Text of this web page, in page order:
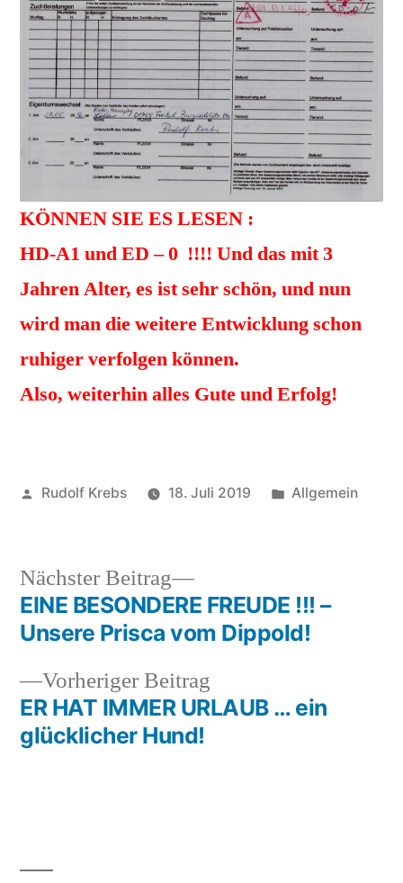
KÖNNEN SIE ES LESEN :
HD-A1 und ED – 0 !!!! Und das mit 3
Jahren Alter, es ist sehr schön, und nun
wird man die weitere Entwicklung schon
ruhiger verfolgen können.
Also, weiterhin alles Gute und Erfolg!
Veröffentlicht
Rudolf Krebs 18. Juli 2019
Veröffentlicht
Allgemein
Beitragsnavigation
Vorheriger Beitrag
Beitrag:
ER HAT IMMER URLAUB … ein
glücklicher Hund!
Nächster Beitrag
Nächster
Beitrag:
EINE BESONDERE FREUDE !!! –
Unsere Prisca vom Dippold!